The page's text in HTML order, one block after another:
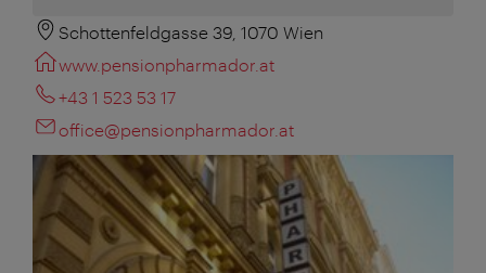
Schottenfeldgasse 39, 1070 Wien
www.pensionpharmador.at
+43 1 523 53 17
office@pensionpharmador.at